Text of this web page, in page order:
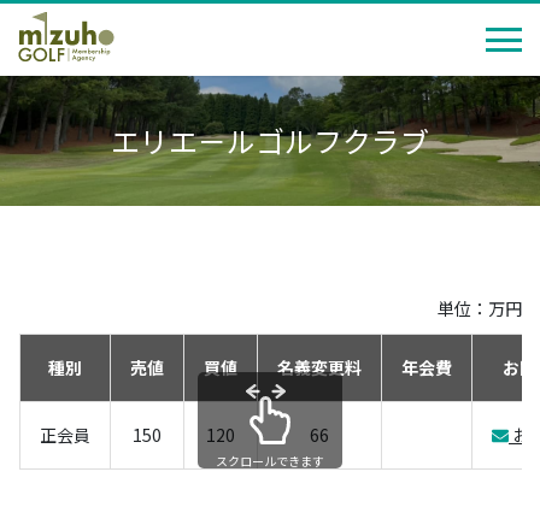
エリエ－ルゴルフクラブ
単位：万円
種別 売値 買値 名義変更料 年会費 お
正会員 150 120 66 お
スクロールできます